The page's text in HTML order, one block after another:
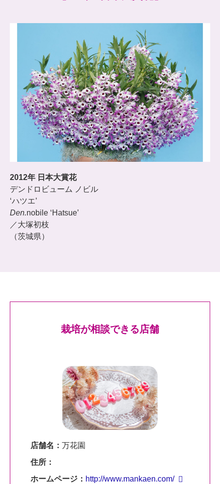
2012年 日本大賞花
デンドロビューム ノビル
‘ハツエ’
Den.nobile ‘Hatsue’
／大塚初枝
（茨城県）
栽培が相談できる店舗
店舗名： 万花園
住所：
ホームページ： http://www.mankaen.com/